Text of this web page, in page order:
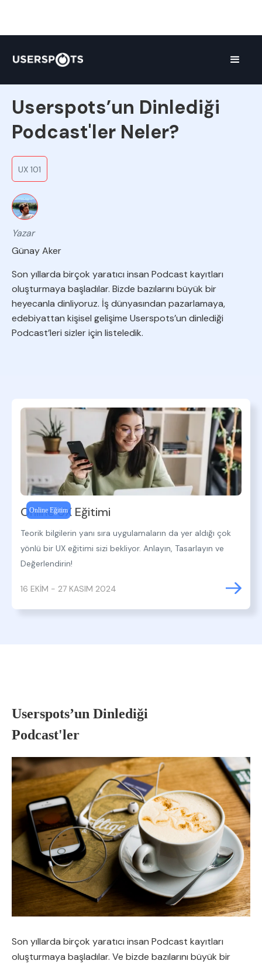
Userspots’un Dinlediği
Podcast'ler Neler?
Yazar
Günay Aker
UX 101
Son yıllarda birçok yaratıcı insan Podcast kayıtları
oluşturmaya başladılar. Bizde bazılarını büyük bir
heyecanla dinliyoruz. İş dünyasından pazarlamaya,
edebiyattan kişisel gelişime Userspots’un dinlediği
Podcast’leri sizler için listeledik.
Online Eğitim
Online UX Eğitimi
Teorik bilgilerin yanı sıra uygulamaların da yer aldığı çok
yönlü bir UX eğitimi sizi bekliyor. Anlayın, Tasarlayın ve
Değerlendirin!
16 EKİM - 27 KASIM 2024
Userspots’un Dinlediği
Podcast'ler
Son yıllarda birçok yaratıcı insan Podcast kayıtları
oluşturmaya başladılar. Ve bizde bazılarını büyük bir